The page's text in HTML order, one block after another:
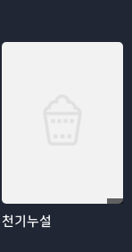
천기누설